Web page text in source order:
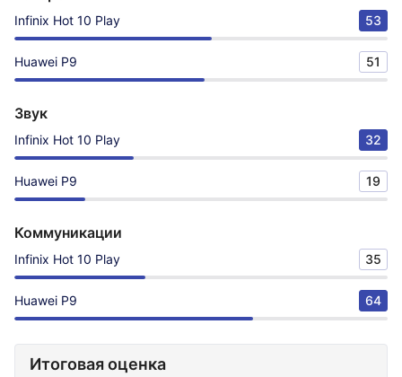
Infinix Hot 10 Play 53
Huawei P9 51
Звук
Infinix Hot 10 Play 32
Huawei P9 19
Коммуникации
Infinix Hot 10 Play 35
Huawei P9 64
Итоговая оценка